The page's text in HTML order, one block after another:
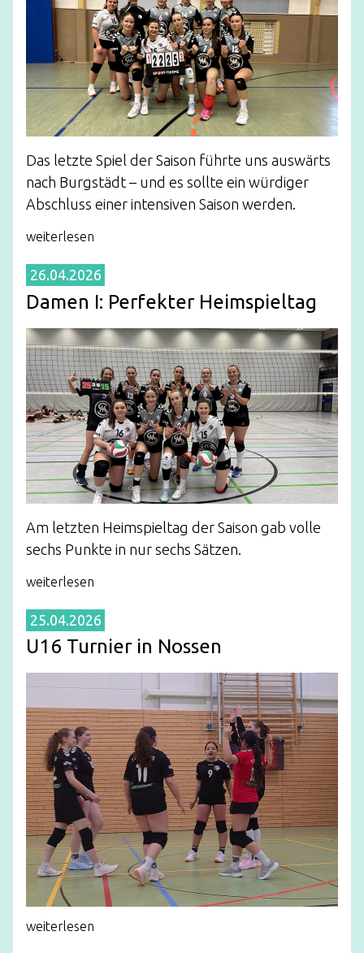
Das letzte Spiel der Saison führte uns auswärts
nach Burgstädt – und es sollte ein würdiger
Abschluss einer intensiven Saison werden.
weiterlesen
26.04.2026
Damen I: Perfekter Heimspieltag
Am letzten Heimspieltag der Saison gab volle
sechs Punkte in nur sechs Sätzen.
weiterlesen
25.04.2026
U16 Turnier in Nossen
weiterlesen